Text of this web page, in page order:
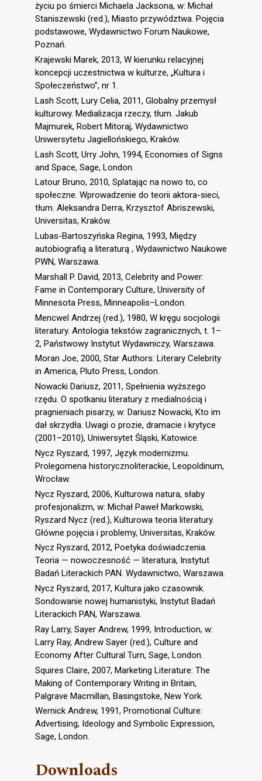
życiu po śmierci Michaela Jacksona, w: Michał
Staniszewski (red.), Miasto przywództwa. Pojęcia
podstawowe, Wydawnictwo Forum Naukowe,
Poznań.
Krajewski Marek, 2013, W kierunku relacyjnej
koncepcji uczestnictwa w kulturze, „Kultura i
Społeczeństwo”, nr 1.
Lash Scott, Lury Celia, 2011, Globalny przemysł
kulturowy. Medializacja rzeczy, tłum. Jakub
Majmurek, Robert Mitoraj, Wydawnictwo
Uniwersytetu Jagiellońskiego, Kraków.
Lash Scott, Urry John, 1994, Economies of Signs
and Space, Sage, London.
Latour Bruno, 2010, Splatając na nowo to, co
społeczne. Wprowadzenie do teorii aktora-sieci,
tłum. Aleksandra Derra, Krzysztof Abriszewski,
Universitas, Kraków.
Lubas-Bartoszyńska Regina, 1993, Między
autobiografią a literaturą , Wydawnictwo Naukowe
PWN, Warszawa.
Marshall P. David, 2013, Celebrity and Power:
Fame in Contemporary Culture, University of
Minnesota Press, Minneapolis–London.
Mencwel Andrzej (red.), 1980, W kręgu socjologii
literatury. Antologia tekstów zagranicznych, t. 1–
2, Państwowy Instytut Wydawniczy, Warszawa.
Moran Joe, 2000, Star Authors: Literary Celebrity
in America, Pluto Press, London.
Nowacki Dariusz, 2011, Spełnienia wyższego
rzędu. O spotkaniu literatury z medialnością i
pragnieniach pisarzy, w: Dariusz Nowacki, Kto im
dał skrzydła. Uwagi o prozie, dramacie i krytyce
(2001–2010), Uniwersytet Śląski, Katowice.
Nycz Ryszard, 1997, Język modernizmu.
Prolegomena historycznoliterackie, Leopoldinum,
Wrocław.
Nycz Ryszard, 2006, Kulturowa natura, słaby
profesjonalizm, w: Michał Paweł Markowski,
Ryszard Nycz (red.), Kulturowa teoria literatury.
Główne pojęcia i problemy, Universitas, Kraków.
Nycz Ryszard, 2012, Poetyka doświadczenia.
Teoria — nowoczesność — literatura, Instytut
Badań Literackich PAN. Wydawnictwo, Warszawa.
Nycz Ryszard, 2017, Kultura jako czasownik.
Sondowanie nowej humanistyki, Instytut Badań
Literackich PAN, Warszawa.
Ray Larry, Sayer Andrew, 1999, Introduction, w:
Larry Ray, Andrew Sayer (red.), Culture and
Economy After Cultural Turn, Sage, London.
Squires Claire, 2007, Marketing Literature: The
Making of Contemporary Writing in Britain,
Palgrave Macmillan, Basingstoke, New York.
Wernick Andrew, 1991, Promotional Culture:
Advertising, Ideology and Symbolic Expression,
Sage, London.
Downloads